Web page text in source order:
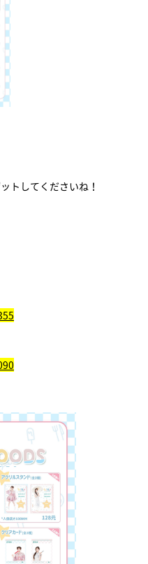
トしてくださいね！